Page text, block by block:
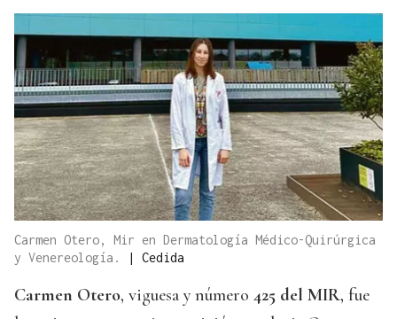
Carmen Otero, Mir en Dermatología Médico-Quirúrgica
y Venereología.
| Cedida
Carmen Otero, viguesa y número 425 del MIR, fue